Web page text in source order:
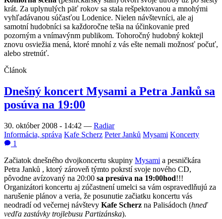
krát. Za uplynulých päť rokov sa stala rešpektovanou a mnohými
vyhľadávanou súčasťou Lodenice. Nielen návštevníci, ale aj
samotní hudobníci sa každoročne tešia na účinkovanie pred
pozorným a vnímavýnm publikom. Tohoročný hudobný koktejl
znovu osviežia mená, ktoré mnohí z vás ešte nemali možnosť počuť,
alebo stretnúť.
Článok
Dnešný koncert Mysami a Petra Janků sa
posúva na 19:00
30. október 2008 - 14:42 — Radiar
Informácia, správa Kafe Scherz Peter Janků Mysami Koncerty
1
Začiatok dnešného dvojkoncertu skupiny Mysami a pesničkára
Petra Janků , ktorý zároveň týmto pokrstí svoje nového CD,
pôvodne avízovaný na 20:00 sa presúva na 19:00hod!!!
Organizátori koncertu aj zúčastnení umelci sa vám ospravedlňujú za
narušenie plánov a veria, že posunutie začiatku koncertu vás
neodradí od večernej návštevy Kafe Scherz na Palisádoch (hneď
vedľa zastávky trojlebusu Partizánska).